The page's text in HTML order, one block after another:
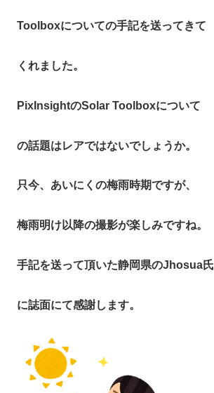
Toolboxについての手記を送ってきて
くれました。
PixInsightのSolar Toolboxについて
の話題はレアではないでしょうか。
只今、あいにくの梅雨時期ですが、
梅雨明け以降の撮影が楽しみですね。
手記を送って頂いた静岡県のJhosua氏
に誌面にて感謝します。